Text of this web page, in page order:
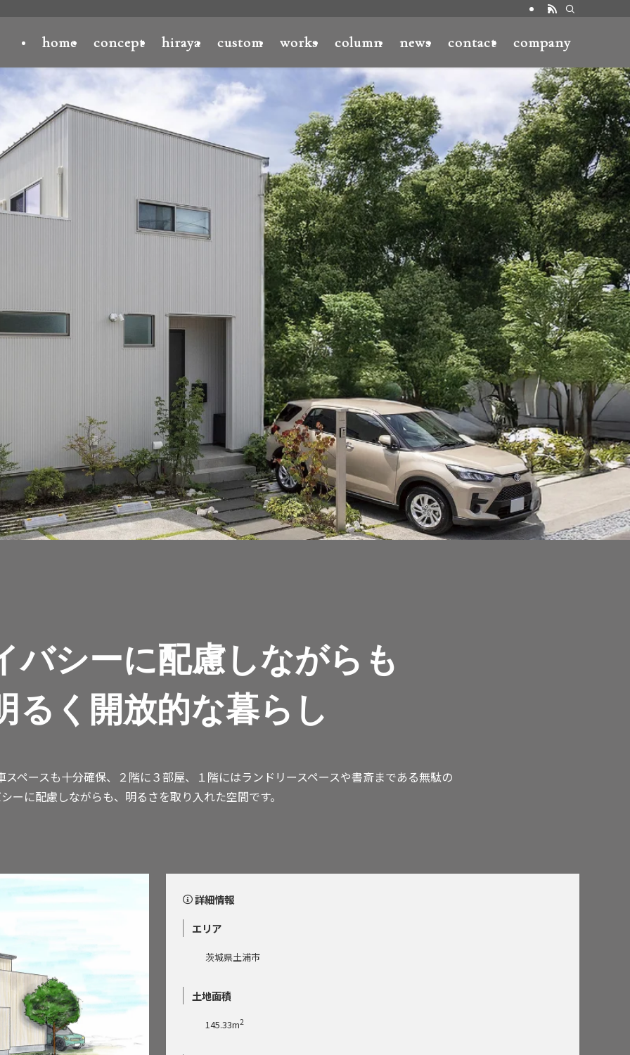
home concept hiraya custom works column news contact company
バシーに配慮しながらも
るく開放的な暮らし
ペースも十分確保、２階に３部屋、１階にはランドリースペースや書斎まである無駄の
ーに配慮しながらも、明るさを取り入れた空間です。
詳細情報
エリア
茨城県土浦市
土地面積
145.33m2